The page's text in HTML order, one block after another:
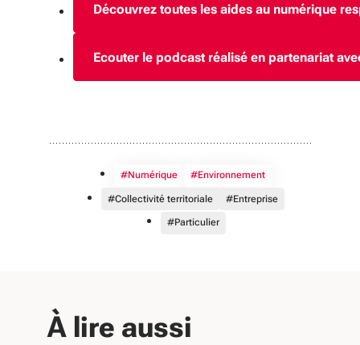
Découvrez toutes les aides au numérique
Ecouter le podcast réalisé en partenariat
#Numérique #Environnement
#Collectivité territoriale #Entreprise
#Particulier
À lire aussi